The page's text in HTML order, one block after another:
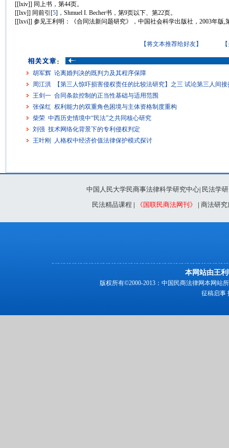
[[lxiv]] 同上书，第44页。
[[lxv]] 同前引 [5]，Shmuel I. Becher书，第9页以下、第22页。
[[lxvi]] 参见王利明：《合同法新问题研究》，中国社会科学出版社，2003年版,
【将文本推荐给好友】
胡军辉 论离婚判决的既判力及其程序保障
周江洪 【第三人惊吓损害侵权责任的比较法研究】之三 试论第三人间
王剑一 合同条款控制的正当性基础与适用范围
张保红 权利能力的双重角色困境与主体资格制度重构
柴荣 中西历史情境中“民法”之共同核心研究
刘强 技术网络化背景下的专利侵权判定
王叶刚 人格权中经济价值法律保护模式探讨
中国人民大学民商事法律科学研究中心| 民法学
民法精品课程 | 《国联民商法网刊》 | 商法研究
本网站由王
版权所有©2000-2013：中国民商法律网本网站
征稿启事